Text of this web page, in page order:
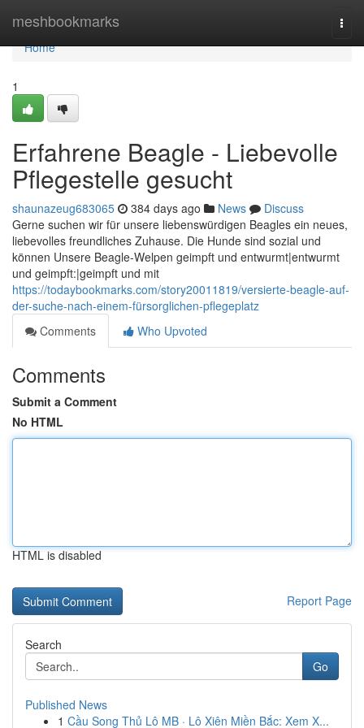
meshbookmarks
Home
Home
1
Erfahrene Beagle - Liebevolle
Pflegestelle gesucht
shaunazeug683065 384 days ago News
Discuss
Gerne suchen wir für unsere liebenswürdigen Beagles ein neues,
liebevolles freundliches Zuhause. Die Hunde sind sozial und
können Unsere Beagle-Welpen geimpft und entwurmt|entwurmt
und geimpft:|geimpft und mit
https://todaybookmarks.com/story20011819/versierte-beagle-auf-
der-suche-nach-einem-fürsorglichen-pflegeplatz
Comments
Who Upvoted
Comments
Submit a Comment
No HTML
HTML is disabled
Report Page
Search
Go
Published News
1 Cầu Song Thủ Lô MB · Lô Xiên Miền Bắc: Xem X...